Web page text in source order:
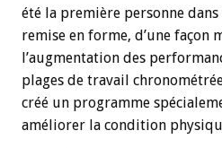
été la première personne
remise en forme, d’une façon
l’augmentation des
plages de travail
créé un programme
améliorer la condition